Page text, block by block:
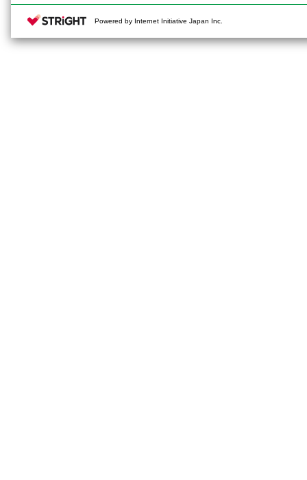
Powered by Internet Initiative Japan Inc.